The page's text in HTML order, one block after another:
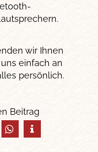
wir Ihnen
einfach an
persönlich.
Beitrag